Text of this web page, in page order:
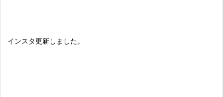
インスタ更新しました。